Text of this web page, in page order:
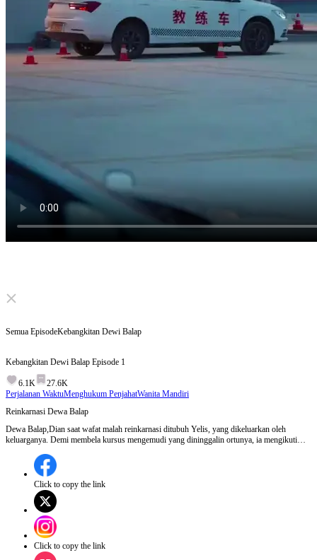
Click to unmute
Jam sepuluh malam
Semua EpisodeKebangkitan Dewi Balap
Kebangkitan Dewi Balap Episode 1
6.1K
27.6K
Perjalanan WaktuMenghukum PenjahatWanita Mandiri
Reinkarnasi Dewa Balap
Dewa Balap,Dian saat wafat malah reinkarnasi ditubuh Yelis, yang dikeluarkan oleh
keluarganya. Demi membela kursus mengemudi yang dininggalin ortunya, ia mengikuti
dalam kecelakaan namun reinkarnasi dalam tubuh Yelis. Yelis, yang diusir dari
keluarganya, harus mempertahankan tempat les mengemudi peninggalan orang tuanya
dengan mengikuti lomba balap berbahaya yang ditawarkan oleh keluarga Wusam.Akankah
Yelis berhasil memenangkan lomba Dewa Balap dan menyelamatkan tempat lesnya?
Click to copy the link
Click to copy the link